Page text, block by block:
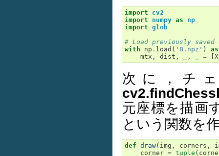
import
cv2
import
numpy as
np
import glob
# Load previously saved
with
np . load ( 'B.npz' )
as
mtx , dist , , = X
次に，チ
元座標を描画
という関数を
def draw( img , corners ,
corner = tuple (